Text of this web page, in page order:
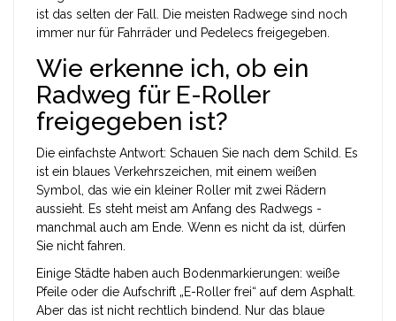
ist das selten der Fall. Die meisten Radwege sind noch
immer nur für Fahrräder und Pedelecs freigegeben.
Wie erkenne ich, ob ein
Radweg für E-Roller
freigegeben ist?
Die einfachste Antwort: Schauen Sie nach dem Schild. Es
ist ein blaues Verkehrszeichen, mit einem weißen
Symbol, das wie ein kleiner Roller mit zwei Rädern
aussieht. Es steht meist am Anfang des Radwegs -
manchmal auch am Ende. Wenn es nicht da ist, dürfen
Sie nicht fahren.
Einige Städte haben auch Bodenmarkierungen: weiße
Pfeile oder die Aufschrift „E-Roller frei“ auf dem Asphalt.
Aber das ist nicht rechtlich bindend. Nur das blaue